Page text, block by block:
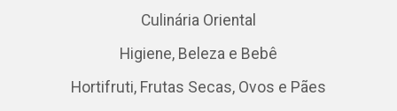
Culinária Oriental
Higiene, Beleza e Bebê
Hortifruti, Frutas Secas, Ovos e Pães